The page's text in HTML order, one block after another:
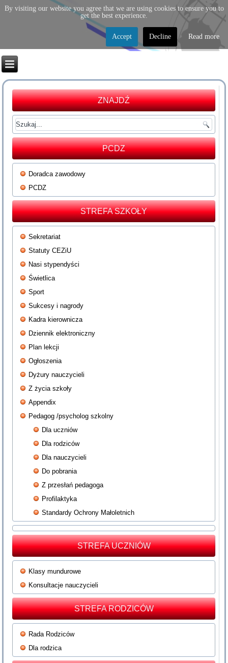
ZNAJDŹ
PCDZ
Doradca zawodowy
PCDZ
STREFA SZKOŁY
Sekretariat
Statuty CEZiU
Nasi stypendyści
Świetlica
Sport
Sukcesy i nagrody
Kadra kierownicza
Dziennik elektroniczny
Plan lekcji
Ogłoszenia
Dyżury nauczycieli
Z życia szkoły
Appendix
Pedagog /psycholog szkolny
Dla uczniów
Dla rodziców
Dla nauczycieli
Do pobrania
Z przesłań pedagoga
Profilaktyka
Standardy Ochrony Małoletnich
STREFA UCZNIÓW
Klasy mundurowe
Konsultacje nauczycieli
STREFA RODZICÓW
Rada Rodziców
Dla rodzica
By visiting our website you agree that we are using cookies to ensure you to
get the best experience.
Accept Decline Read more